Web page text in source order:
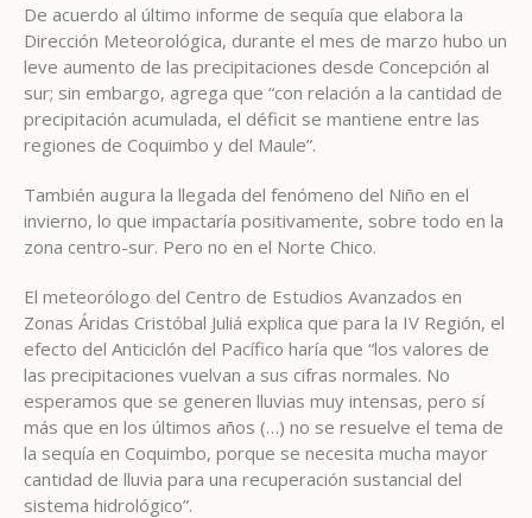
De acuerdo al último informe de sequía que elabora la
Dirección Meteorológica, durante el mes de marzo hubo un
leve aumento de las precipitaciones desde Concepción al
sur; sin embargo, agrega que “con relación a la cantidad de
precipitación acumulada, el déficit se mantiene entre las
regiones de Coquimbo y del Maule”.
También augura la llegada del fenómeno del Niño en el
invierno, lo que impactaría positivamente, sobre todo en la
zona centro-sur. Pero no en el Norte Chico.
El meteorólogo del Centro de Estudios Avanzados en
Zonas Áridas Cristóbal Juliá explica que para la IV Región, el
efecto del Anticiclón del Pacífico haría que “los valores de
las precipitaciones vuelvan a sus cifras normales. No
esperamos que se generen lluvias muy intensas, pero sí
más que en los últimos años (…) no se resuelve el tema de
la sequía en Coquimbo, porque se necesita mucha mayor
cantidad de lluvia para una recuperación sustancial del
sistema hidrológico”.